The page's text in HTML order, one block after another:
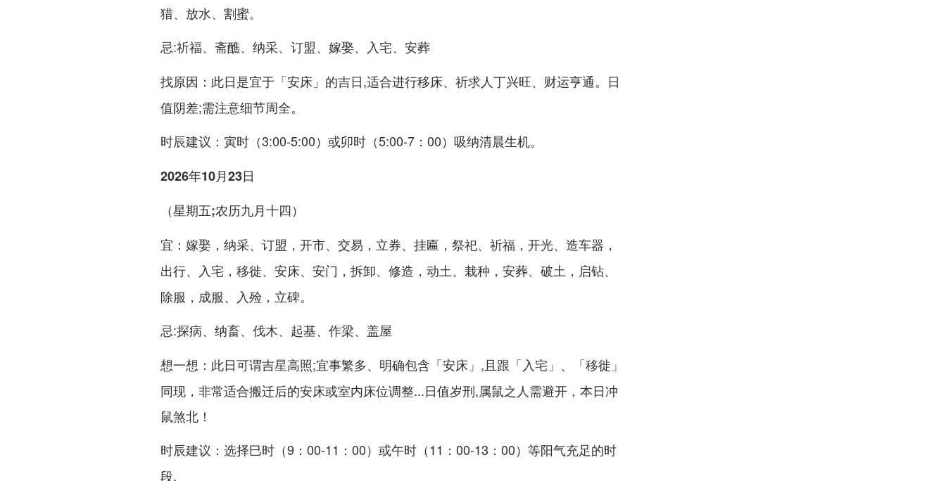
猎、放水、割蜜。
忌:祈福、斋醮、纳采、订盟、嫁娶、入宅、安葬
找原因 ：此日是宜于「安床」的吉日,适合进行移床、祈求人丁兴旺、财运亨通。日
值阴差;需注意细节周全。
时辰建议 ：寅时（3:00-5:00）或卯时（5:00-7：00）吸纳清晨生机。
2026年10月23日
（星期五;农历九月十四）
宜 ：嫁娶，纳采、订盟，开市、交易，立券、挂匾，祭祀、祈福，开光、造车器，
出行、入宅，移徙、 安床、安门，拆卸、修造，动土、栽种，安葬、破土，启钻、
除服，成服、入殓，立碑。
忌:探病、纳畜、伐木、起基、作梁、盖屋
想一想 ：此日可谓吉星高照;宜事繁多、明确包含「安床」,且跟「入宅」、「移徙」
同现，非常适合搬迁后的安床或室内床位调整...日值岁刑,属鼠之人需避开，本日冲
鼠煞北！
时辰建议 ：选择巳时（9：00-11：00）或午时（11：00-13：00）等阳气充足的时
段.